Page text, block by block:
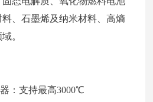
、石墨烯及纳米材料、高熵
。
：支持最高3000℃